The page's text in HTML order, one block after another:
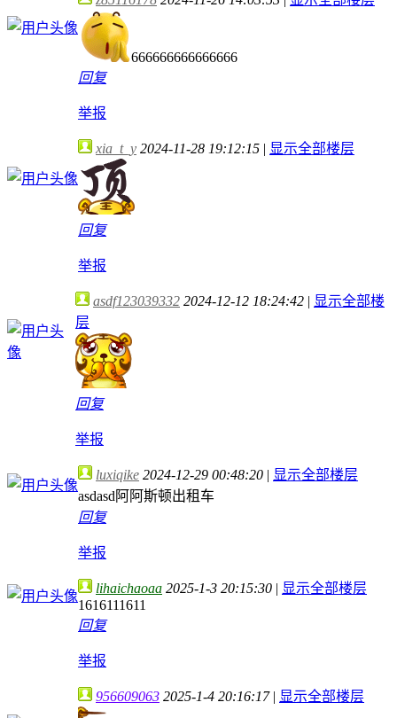
666666666666666
回复
举报
xia_t_y 2024-11-28 19:12:15 | 显示全部楼层
回复
举报
asdf123039332 2024-12-12 18:24:42 | 显示全部楼
层
回复
举报
luxiqike 2024-12-29 00:48:20 | 显示全部楼层
asdasd阿阿斯顿出租车
回复
举报
lihaichaoaa 2025-1-3 20:15:30 | 显示全部楼层
1616111611
回复
举报
956609063 2025-1-4 20:16:17 | 显示全部楼层